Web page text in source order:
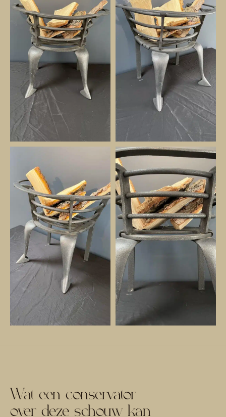
Wat een conservator
over deze schouw kan